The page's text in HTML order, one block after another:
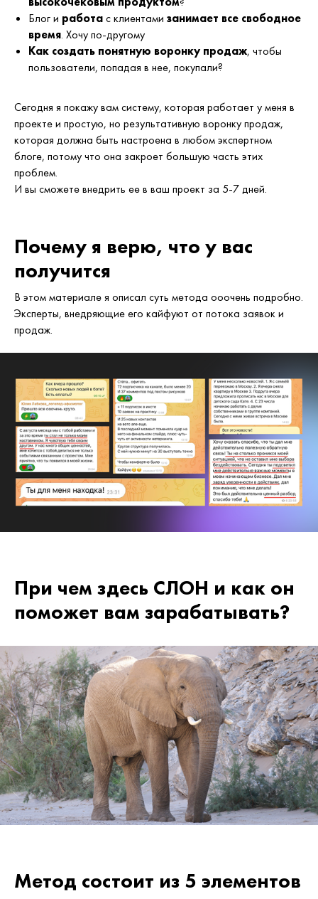
Блог и работас клиентами занимает все свободное
время. Хочу по-другому
Как создать понятную воронку продаж, чтобы
пользователи, попадая в нее, покупали?
Сегодня я покажу вам систему, которая работает у меня в
проекте и простую, но результативную воронку продаж,
которая должна быть настроена в любом экспертном
блоге, потому что она закроет большую часть этих
проблем.
И вы сможете внедрить ее в ваш проект за 5-7 дней.
Почему я верю, что у вас
получится
В этом материале я описал суть метода ооочень подробно.
Эксперты, внедряющие его кайфуют от потока заявок и
продаж.
При чем здесь СЛОН и как он
поможет вам зарабатывать?
Метод состоит из 5 элементов